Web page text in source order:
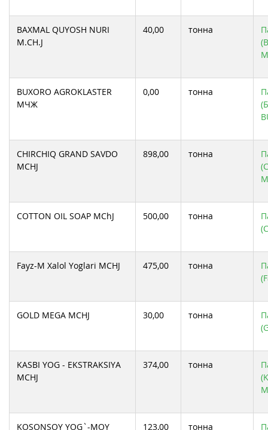
BAXMAL QUYOSH NURI
M.CH.J
40,00 тонна
BUXORO AGROKLASTER
МЧЖ
0,00 тонна
CHIRCHIQ GRAND SAVDO
MCHJ
898,00 тонна
COTTON OIL SOAP MChJ 500,00 тонна
Fayz-M Xalol Yoglari MCHJ 475,00 тонна
GOLD MEGA MCHJ 30,00 тонна
KASBI YOG - EKSTRAKSIYA
MCHJ
374,00 тонна
KOSONSOY YOG`-MOY
123,00 тонна